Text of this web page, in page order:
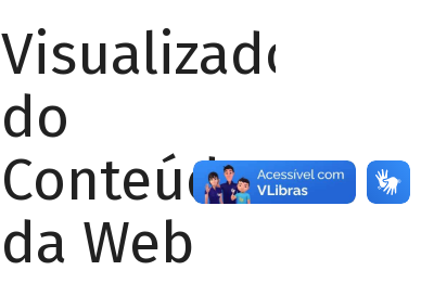
Visualizador
do
Conteúdo
da Web